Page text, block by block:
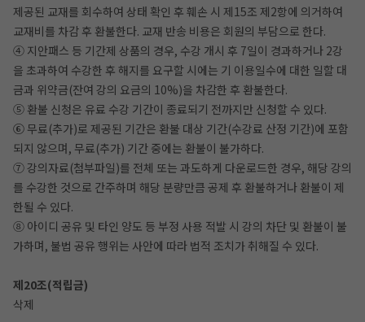
제공된 교재를 회수하여 상태 확인 후 훼손 시 제15조 제2항에 의거하여
교재비를 차감 후 환불한다. 교재 반송 비용은 회원의 부담으로 한다.
④ 지안패스 등 기간제 상품의 경우, 수강 개시 후 7일이 경과하거나 2강
을 초과하여 수강한 후 해지를 요구할 시에는 기 이용일수에 대한 일할 대
금과 위약금(잔여 강의 요금의 10%)을 차감한 후 환불한다.
⑤ 환불 신청은 유료 수강 기간이 종료되기 전까지만 신청할 수 있다.
⑥ 무료(추가)로 제공된 기간은 환불 대상 기간(수강료 산정 기간)에 포함
되지 않으며, 무료(추가) 기간 중에는 환불이 불가하다.
⑦ 강의자료(첨부파일)를 전체 또는 과도하게 다운로드한 경우, 해당 강의
를 수강한 것으로 간주하며 해당 분량만큼 공제 후 환불하거나 환불이 제
한될 수 있다.
⑧ 아이디 공유 및 타인 양도 등 부정 사용 적발 시 강의 차단 및 환불이 불
가하며, 불법 공유 행위는 사안에 따라 법적 조치가 취해질 수 있다.
제20조(적립금)
삭제